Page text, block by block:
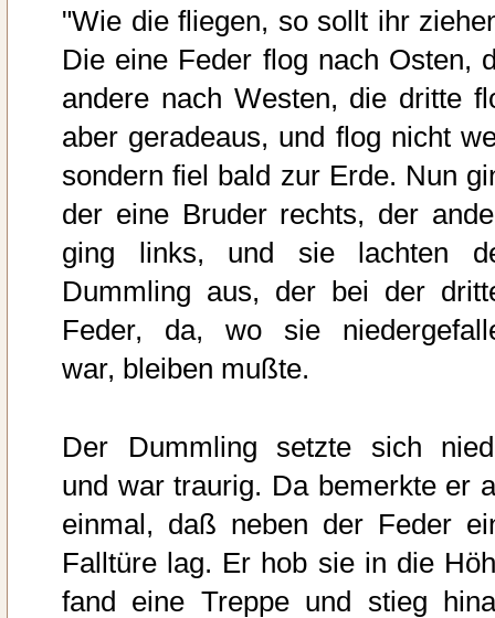
"Wie die fliegen, so sollt ihr
Die eine Feder flog nach Osten,
andere nach Westen, die dritte
aber geradeaus, und flog nicht
sondern fiel bald zur Erde. Nun
der eine Bruder rechts, der
ging links, und sie lachten
Dummling aus, der bei der
Feder, da, wo sie
war, bleiben mußte.
Der Dummling setzte sich
und war traurig. Da bemerkte er
einmal, daß neben der Feder
Falltüre lag. Er hob sie in die
fand eine Treppe und stieg